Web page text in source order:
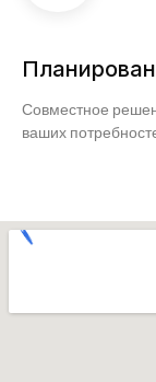
Совместное
ваших